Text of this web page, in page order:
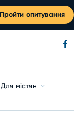
Пройти опитування
Для містян